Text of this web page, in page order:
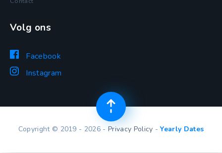
Volg ons
Facebook
Instagram
Copyright © 2019 - 2026 -Privacy Policy -Yearly Dates